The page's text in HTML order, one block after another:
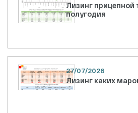
Лизинг прицепной
полугодия
27/07/2026
Лизинг каких